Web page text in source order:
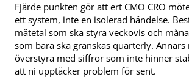
Fjärde punkten gör att ert CMO CRO
ett system, inte en isolerad händelse.
mätetal som ska styra veckovis och
som bara ska granskas quarterly.
överstyra med siffror som inte hinner
att ni upptäcker problem för sent.